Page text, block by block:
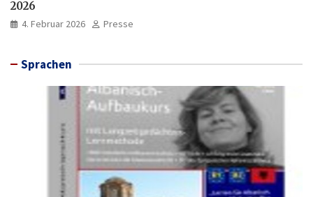
2026
4. Februar 2026 Presse
Sprachen